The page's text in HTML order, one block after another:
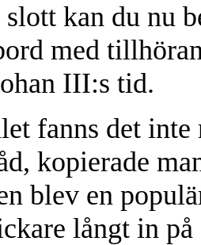
kan du nu
med
III:s tid.
fanns det
kopierade
blev en
långt in